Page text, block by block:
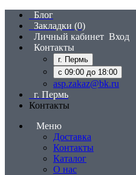
Блог
Закладки (0)
Личный кабинет Вход
Контакты
г. Пермь
с 09:00 до 18:00
asp.zakaz@bk.ru
г. Пермь
Контакты
Меню
Доставка
Контакты
Каталог
О нас